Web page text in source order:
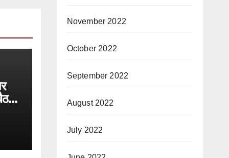
November 2022
October 2022
September 2022
August 2022
July 2022